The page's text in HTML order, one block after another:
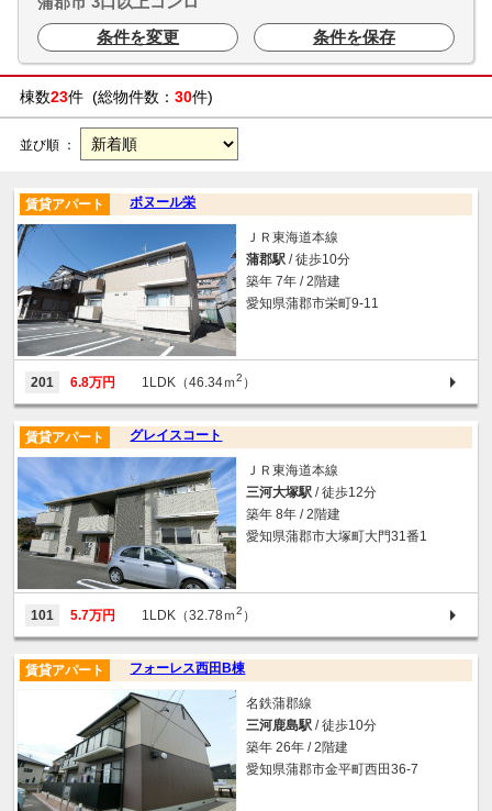
条件を変更
条件を保存
棟数23件 (総物件数： 30件)
並び順 ：
ボヌール栄
賃貸アパート
ＪＲ東海道本線
蒲郡駅 / 徒歩10分
築年 7年 / 2階建
愛知県蒲郡市栄町9-11
201 6.8万円 1LDK（46.34ｍ2 ）
グレイスコート
賃貸アパート
ＪＲ東海道本線
三河大塚駅 / 徒歩12分
築年 8年 / 2階建
愛知県蒲郡市大塚町大門31番1
101 5.7万円 1LDK（32.78ｍ2 ）
フォーレス西田B棟
賃貸アパート
名鉄蒲郡線
三河鹿島駅 / 徒歩10分
築年 26年 / 2階建
愛知県蒲郡市金平町西田36-7